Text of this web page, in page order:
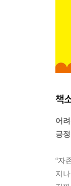
책
어
긍
“자
지